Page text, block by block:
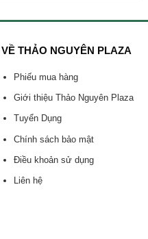
VỀ THẢO NGUYÊN PLAZA
Phiếu mua hàng
Giới thiệu Thảo Nguyên Plaza
Tuyển Dụng
Chính sách bảo mật
Điều khoản sử dụng
Liên hệ